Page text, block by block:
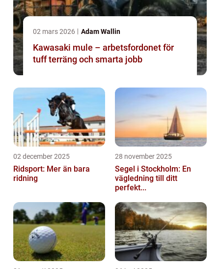
02 mars 2026 Adam Wallin
Kawasaki mule – arbetsfordonet för
tuff terräng och smarta jobb
02 december 2025
Ridsport: Mer än bara
ridning
28 november 2025
Segel i Stockholm: En
vägledning till ditt
perfekt...